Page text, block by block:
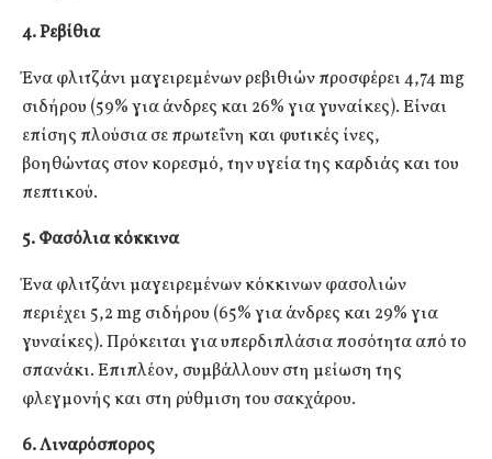
4. Ρεβίθια
Ένα φλιτζάνι μαγειρεμένων ρεβιθιών προσφέρει 4,74 mg
σιδήρου (59% για άνδρες και 26% για γυναίκες). Είναι
επίσης πλούσια σε πρωτεΐνη και φυτικές ίνες,
βοηθώντας στον κορεσμό, την υγεία της καρδιάς και του
πεπτικού.
5. Φασόλια κόκκινα
Ένα φλιτζάνι μαγειρεμένων κόκκινων φασολιών
περιέχει 5,2 mg σιδήρου (65% για άνδρες και 29% για
γυναίκες). Πρόκειται για υπερδιπλάσια ποσότητα από το
σπανάκι. Επιπλέον, συμβάλλουν στη μείωση της
φλεγμονής και στη ρύθμιση του σακχάρου.
6. Λιναρόσπορος